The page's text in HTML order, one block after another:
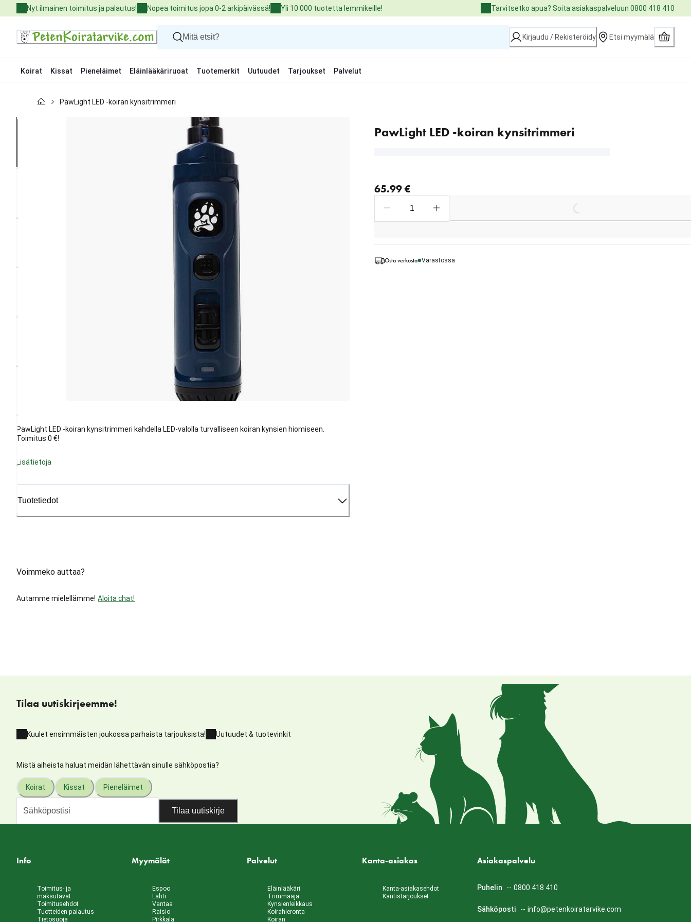
to
Nyt ilmainen toimitus ja palautus! Nopea toimitus jopa 0-2 arkipäivässä! Yli 10 000 tuotetta lemmikeille! Tarvitsetko apua? Soita asiakaspalveluun 0800 418 410
Kirjaudu / Rekisteröidy Etsi myymälä
Koirat Kissat Pieneläimet Eläinlääkäriruoat Tuotemerkit Uutuudet Tarjoukset Palvelut
Kissat
PawLight LED -koiran kynsitrimmeri
PawLight LED -koiran kynsitrimmeri
PawLight LED -koiran kynsitrimmeri kahdella LED-valolla turvalliseen koiran kynsien hiomiseen.
Toimitus 0 €!
Lisätietoja
Tuotetiedot
Voimmeko auttaa?
Autamme mielellämme! Aloita chat!
65.99 €
Loading...
Osta verkosta Varastossa
Tilaa uutiskirjeemme!
Kuulet ensimmäisten joukossa parhaista tarjouksista! Uutuudet & tuotevinkit
Mistä aiheista haluat meidän lähettävän sinulle sähköpostia?
Koirat Kissat Pieneläimet
Tilaa uutiskirje
Info
Toimitus- ja
maksutavat
Toimitusehdot
Tuotteiden palautus
Tietosuoja
Myymälät
Espoo
Lahti
Vantaa
Raisio
Pirkkala
Palvelut
Eläinlääkäri
Trimmaaja
Kynsienleikkaus
Koirahieronta
Koiran
Kanta-asiakas
Kanta-asiakasehdot
Kantistarjoukset
Asiakaspalvelu
Puhelin -- 0800 418 410
Sähköposti -- info@petenkoiratarvike.com